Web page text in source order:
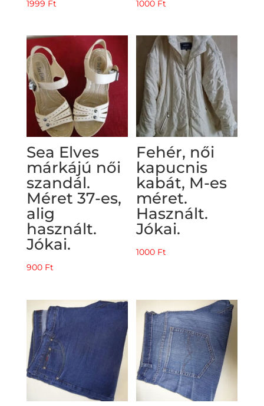
1999 Ft 1000 Ft
Sea Elves
márkájú női
szandál.
Méret 37-es,
alig
használt.
Jókai.
900 Ft
Fehér, női
kapucnis
kabát, M-es
méret.
Használt.
Jókai.
1000 Ft